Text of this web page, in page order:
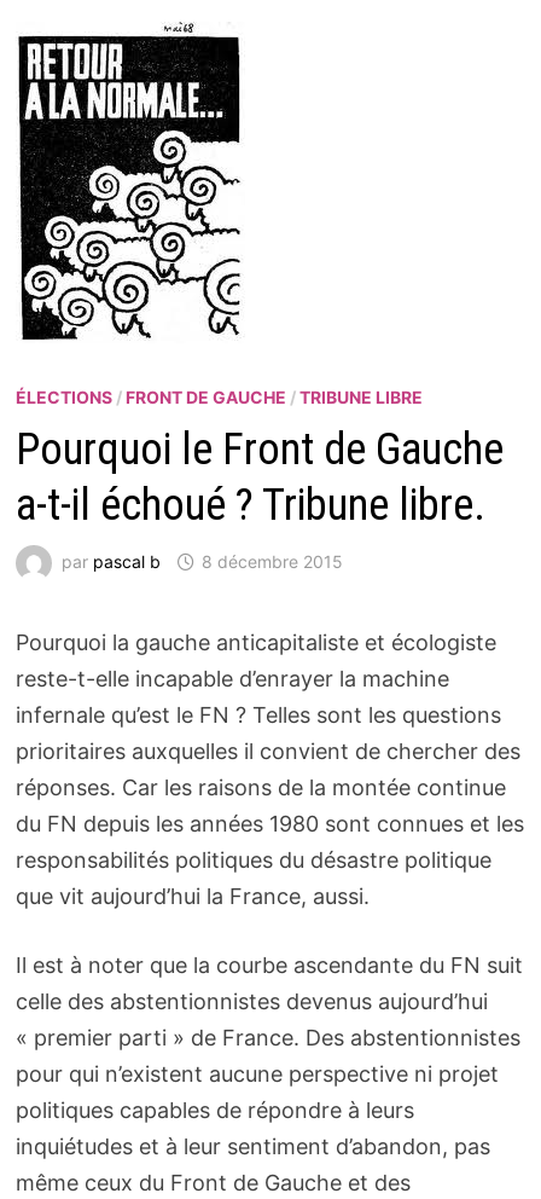
ÉLECTIONS/ FRONT DE GAUCHE /TRIBUNE LIBRE
Pourquoi le Front de Gauche
a-t-il échoué ? Tribune libre.
par pascal b 8 décembre 2015
Pourquoi la gauche anticapitaliste et écologiste
reste-t-elle incapable d’enrayer la machine
infernale qu’est le FN ? Telles sont les questions
prioritaires auxquelles il convient de chercher des
réponses. Car les raisons de la montée continue
du FN depuis les années 1980 sont connues et les
responsabilités politiques du désastre politique
que vit aujourd’hui la France, aussi.
Il est à noter que la courbe ascendante du FN suit
celle des abstentionnistes devenus aujourd’hui
« premier parti » de France. Des abstentionnistes
pour qui n’existent aucune perspective ni projet
politiques capables de répondre à leurs
inquiétudes et à leur sentiment d’abandon, pas
même ceux du Front de Gauche et des